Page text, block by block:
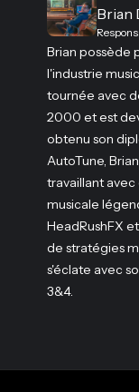
Brian
Brian possède
l'industrie
tournée avec
2000 et est
obtenu son
AutoTune,
travaillant
musicale
HeadRushFX
de stratégies
s'éclate avec
3&4.